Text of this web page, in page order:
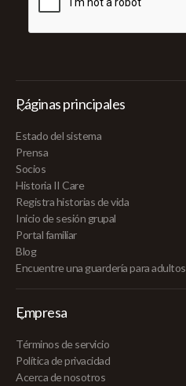
Páginas principales
Estado del sistema
Prensa
Socios
Historia II Care
Registra historias de vida
Inicio de sesión grupal
Portal familiar
Blog
Encuentre una guardería para adultos
Empresa
Términos de servicio
Política de privacidad
Acerca de nosotros